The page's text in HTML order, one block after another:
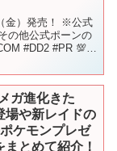
金）発売！ ※公式
の他公式ポーンの
#DD2 #PR 💯未
ガ進化きた
場や新レイドの
ケモンプレゼ
とめて紹介！